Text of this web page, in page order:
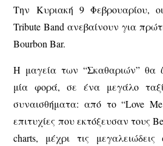
Την Κυριακή 9 Φεβρουαρίου, οι
Tribute Band ανεβαίνουν για
Bourbon Bar.
Η μαγεία των “Σκαθαριών” θα
μία φορά, σε ένα μεγάλο
συναισθήματα: από το “Love
επιτυχίες που εκτόξευσαν τους
charts, μέχρι τις